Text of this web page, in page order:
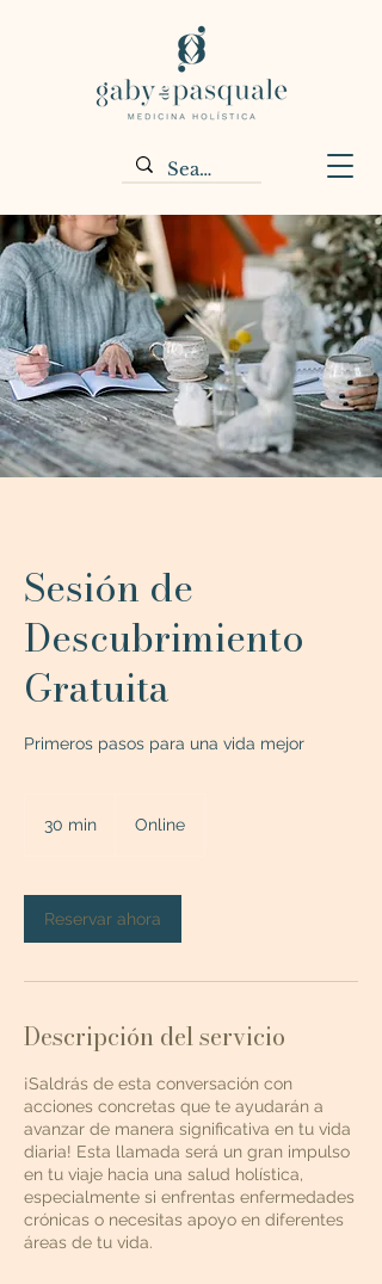
Sesión de
Descubrimiento
Gratuita
Primeros pasos para una vida mejor
30 min
m
i
Online
Reservar ahora
Descripción del servicio
¡Saldrás de esta conversación con
acciones concretas que te ayudarán a
avanzar de manera significativa en tu vida
diaria! Esta llamada será un gran impulso
en tu viaje hacia una salud holística,
especialmente si enfrentas enfermedades
crónicas o necesitas apoyo en diferentes
áreas de tu vida.